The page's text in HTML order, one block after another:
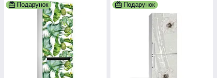
Подарунок Подарунок